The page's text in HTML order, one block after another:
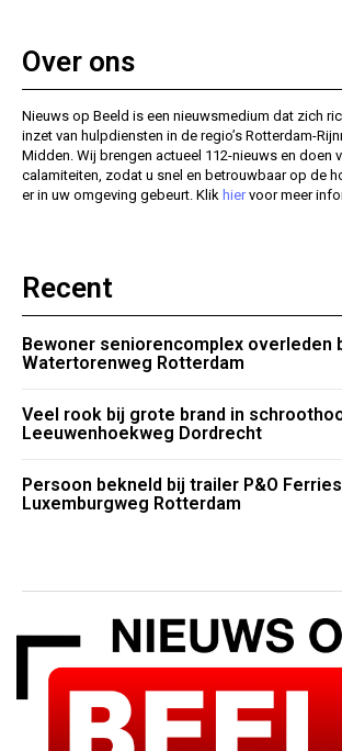
Over ons
Nieuws op Beeld is een nieuwsmedium dat zich
inzet van hulpdiensten in de regio’s Rotterdam-
Midden. Wij brengen actueel 112-nieuws en doen
calamiteiten, zodat u snel en betrouwbaar op de
er in uw omgeving gebeurt. Klik hiervoor meer
Recent
Bewoner seniorencomplex overleden
Watertorenweg Rotterdam
Veel rook bij grote brand in
Leeuwenhoekweg Dordrecht
Persoon bekneld bij trailer P&O Ferries
Luxemburgweg Rotterdam